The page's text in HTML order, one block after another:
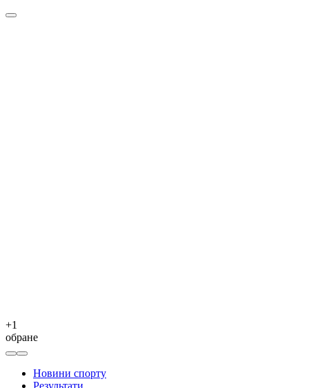
+1
обране
Новини спорту
Результати